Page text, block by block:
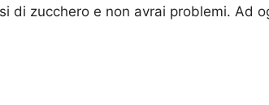
di zucchero e non avrai problemi. Ad